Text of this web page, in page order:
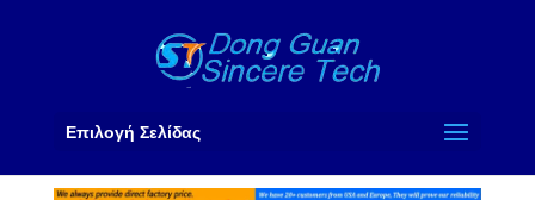
Επιλογή Σελίδας